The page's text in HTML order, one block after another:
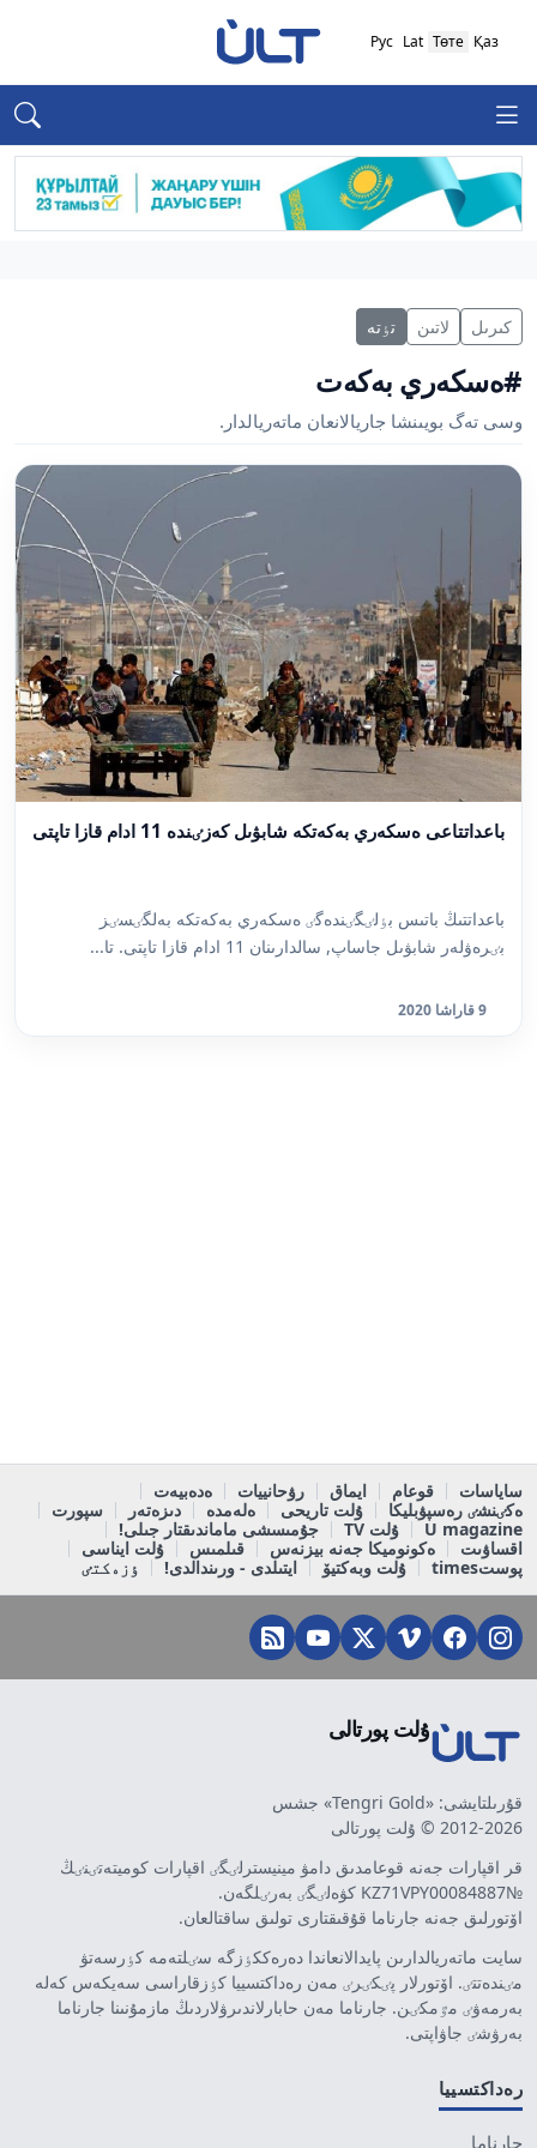
Қаз
Төте
Lat
Рус
كىرىل لاتىن تٶتە
#ەسكەري بەكەت
وسى تەگ بويىنشا جاريالانعان ماتەريالدار.
باعداتتاعى ەسكەري بەكەتكە شابۋىل كەزٸندە 11 ادام قازا تاپتى
باعداتتىڭ باتىس بٶلٸگٸندەگٸ ەسكەري بەكەتكە بەلگٸسٸز
بٸرەۋلەر شابۋىل جاساپ, سالدارىنان 11 ادام قازا تاپتى. تا...
9 قاراشا 2020
ساياسات قوعام ايماق رۋحانييات
ەدەبيەت
ەكٸنشٸ رەسپۋبليكا
ۇلت تاريحى ەلەمدە دىزەتەر
سپورت
U magazine
ۇلت TV
جۇمىسشى ماماندىقتار جىلى!
اقساۋىت
ەكونوميكا جەنە بيزنەس قىلمىس
ۇلت ايناسى
پوستtimes
ۇلت وبەكتيۆ ايتىلدى - ورىندالدى! ٶزەكتٸ
ۇلت پورتالى
قۇرىلتايشى: «Tengri Gold» جشس
2012-2026 © ۇلت پورتالى
قر اقپارات جەنە قوعامدىق دامۋ مينيسترلٸگٸ اقپارات كوميتەتٸنٸڭ
№KZ71VPY00084887 كۋەلٸگٸ بەرٸلگەن.
اۆتورلىق جەنە جارناما قۇقىقتارى تولىق ساقتالعان.
سايت ماتەريالدارىن پايدالانعاندا دەرەككٶزگە سٸلتەمە كٶرسەتۋ
مٸندەتتٸ. اۆتورلار پٸكٸرٸ مەن رەداكتسييا كٶزقاراسى سەيكەس كەلە
بەرمەۋٸ مٷمكٸن. جارناما مەن حابارلاندىرۋلاردىڭ مازمۇنىنا جارناما
بەرۋشٸ جاۋاپتى.
رەداكتسييا
جارناما